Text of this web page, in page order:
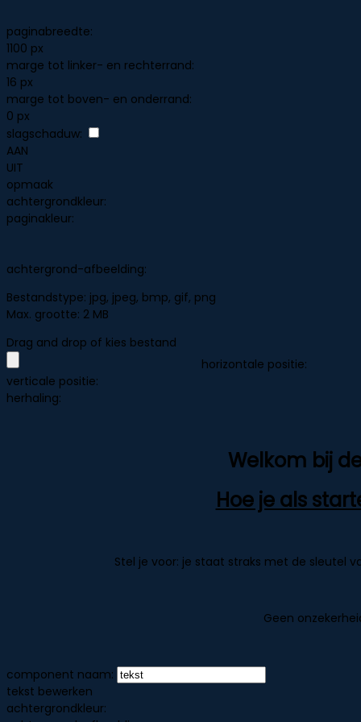
paginabreedte:
1100 px
marge tot linker- en rechterrand:
16 px
marge tot boven- en onderrand:
0 px
slagschaduw:
AAN
UIT
opmaak
achtergrondkleur:
paginakleur:
achtergrond-afbeelding:
Bestandstype: jpg, jpeg, bmp, gif, png
Max. grootte: 2 MB
Drag and drop of kies bestand
horizontale positie:
verticale positie:
herhaling:
Welkom bij
Hoe je als
Stel je voor: je staat straks met de sleutel
Geen
component naam:
tekst bewerken
achtergrondkleur: